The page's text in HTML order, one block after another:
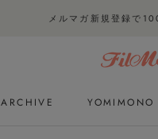
メルマガ新規登録で
ARCHIVE
YOMIMONO